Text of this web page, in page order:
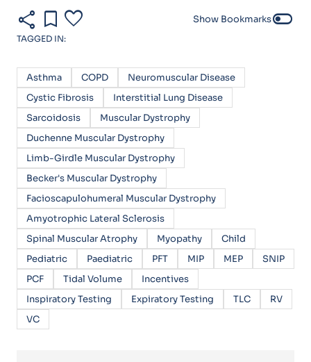
share bookmark favorite Show Bookmarkstoggle_off
TAGGED IN:
Asthma COPD
Neuromuscular Disease
Cystic Fibrosis
Interstitial Lung Disease
Sarcoidosis
Muscular Dystrophy
Duchenne Muscular Dystrophy
Limb-Girdle Muscular Dystrophy
Becker's Muscular Dystrophy
Facioscapulohumeral Muscular Dystrophy
Amyotrophic Lateral Sclerosis
Spinal Muscular Atrophy
Myopathy
Child
Pediatric
Paediatric PFT MIP MEP
SNIP
PCF
Tidal Volume
Incentives
Inspiratory Testing
Expiratory Testing TLC
RV
VC